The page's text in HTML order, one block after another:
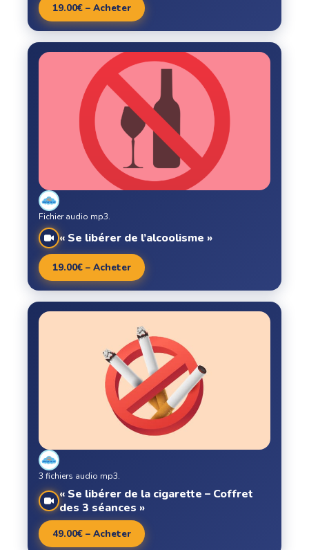
19.00€ – Acheter
« Se libérer de l’alcoolisme »
Fichier audio mp3.
19.00€ – Acheter
« Se libérer de la cigarette – Coffret
des 3 séances »
3 fichiers audio mp3.
49.00€ – Acheter